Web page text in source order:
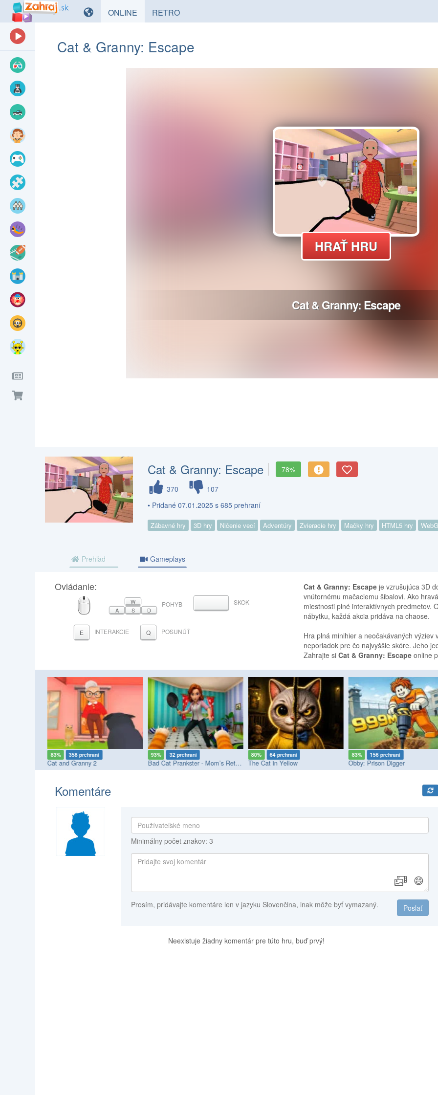
ONLINE HRYRETROHRY
Cat & Granny: Escape
Cat & Granny: Escape
78%
370
107
• Pridané 07.01.2025 s 685 prehraní
Zábavné hry 3D hry Ničenie vecí Adventúry Zvieracie hry Mačky hry HTML5 hry
Prehľad Gameplays
Ovládanie:
MYŠ
W
A
S D
POHYB MEDZERNÍK
SKOK
E INTERAKCIE Q POSUNÚŤ
Cat & Granny: Escape je vzrušujúca 3D
vnútornému mačaciemu šibalovi. Ako
miestnosti plné interaktívnych predmetov.
nábytku, každá akcia pridáva na chaose.
Hra plná minihier a neočakávaných
neporiadok pre čo najvyššie skóre. Jeho
Zahrajte siCat & Granny: Escape online
83% 358 prehraní
Cat and Granny 2
93% 32 prehraní
Bad Cat Prankster - Mom’s Return
80% 64 prehraní
The Cat in Yellow
83% 156 prehraní
Obby: Prison Digger
Komentáre
Minimálny počet znakov: 3
😄
Poslať
Prosím, pridávajte komentáre len v jazyku Slovenčina, inak môže byť vymazaný.
Neexistuje žiadny komentár pre túto hru, buď prvý!